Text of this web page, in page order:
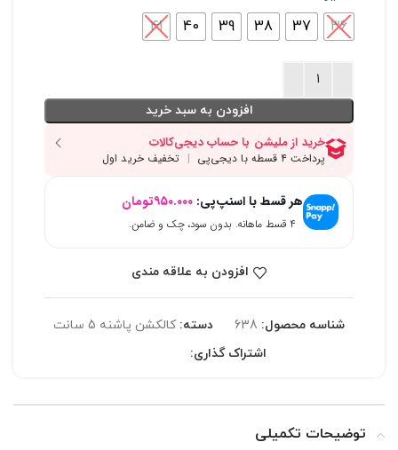
36
37
38
39
40
41
افزودن به سبد خرید
هر قسط با اسنپ‌پی: ۹۵۰.۰۰۰تومان
۴ قسط ماهانه. بدون سود، چک و ضامن.
افزودن به علاقه مندی
شناسه محصول: 638 دسته: کالکشن پاشنه 5 سانت
اشتراک گذاری:
توضیحات تکمیلی